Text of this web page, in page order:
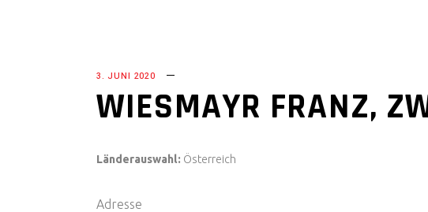
3. JUNI 2020
WIESMAYR FRANZ,
Länderauswahl: Österreich
Adresse